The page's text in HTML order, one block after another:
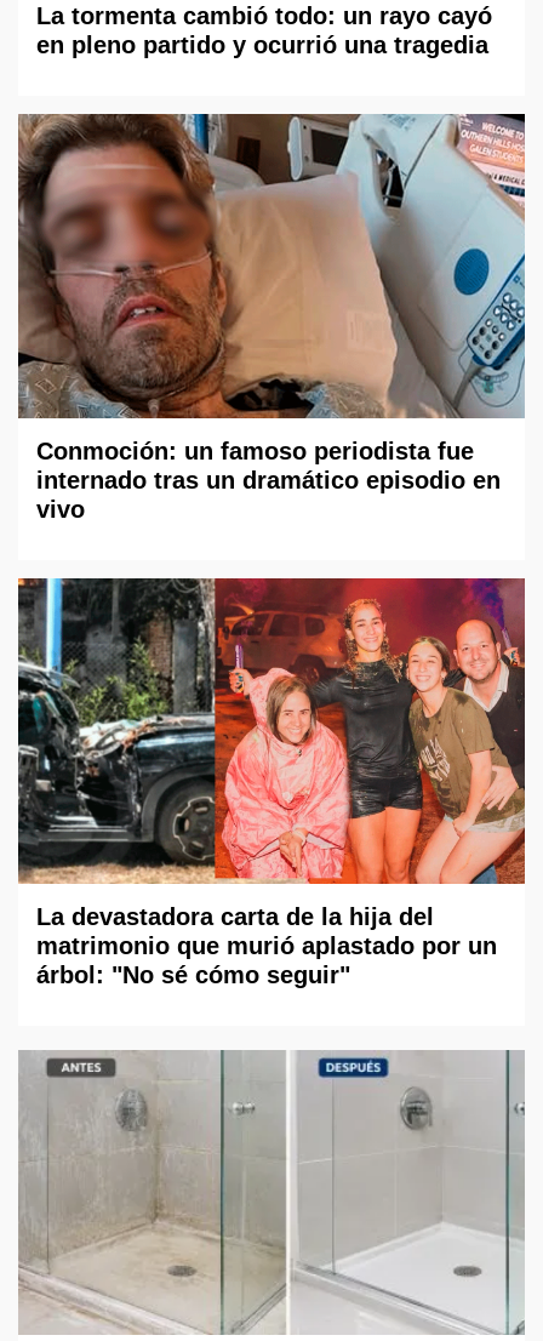
La tormenta cambió todo: un rayo cayó
en pleno partido y ocurrió una tragedia
Conmoción: un famoso periodista fue
internado tras un dramático episodio en
vivo
La devastadora carta de la hija del
matrimonio que murió aplastado por un
árbol: "No sé cómo seguir"